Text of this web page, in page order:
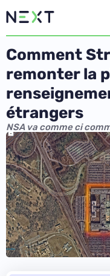
Comment
remonter la
étrangers
NSA va comme ci